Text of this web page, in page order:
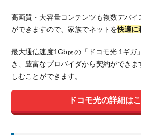
高画質・大容量コンテンツも複数デバイ
ができますので、家族でネットを快適に
最大通信速度1Gb㎰の「ドコモ光 1ギガ
き、豊富なプロバイダから契約ができ
しむことができます。
ドコモ光の詳細は